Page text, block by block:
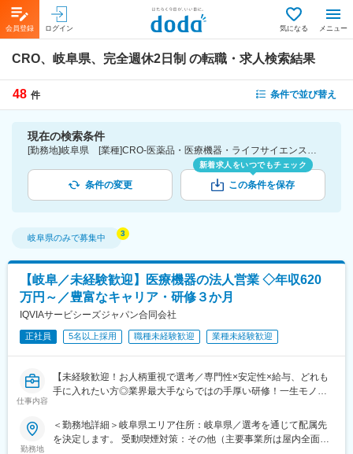
会員登録 ログイン 気になる メニュー
CRO、岐阜県、完全週休2日制 の転職・求人検索結果
48 件 条件で並び替え
現在の検索条件
[勤務地]岐阜県 [業種]CRO-医薬品・医療機器・ライフサイエンス・医療系サービス [こだわり条件ピックアップ]完全週休2日制 [詳細条件](休日・働き方)完全週休2日制
条件の変更
新着求人をいつでもチェック
この条件を保存
岐阜県のみで募集中
【岐阜／未経験歓迎】医療機器の法人営業 ◇年収620
万円～／豊富なキャリア・研修３か月
IQVIAサービシーズジャパン合同会社
正社員 5名以上採用 職種未経験歓迎 業種未経験歓迎
仕事内容
【未経験歓迎！お人柄重視で選考／専門性×安定性×給与、どれも
手に入れたい方◎業界最大手ならではの手厚い研修！一生モノの
パス豊富】
勤務地
＜勤務地詳細＞岐阜県エリア住所：岐阜県／選考を通じて配属先
を決定します。 受動喫煙対策：その他（主要事業所は屋内全面禁